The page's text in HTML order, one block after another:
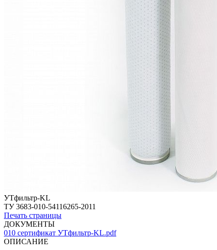
УТфильтр-KL
ТУ 3683-010-54116265-2011
Печать страницы
ДОКУМЕНТЫ
010 сертификат УТфильтр-KL.pdf
ОПИСАНИЕ